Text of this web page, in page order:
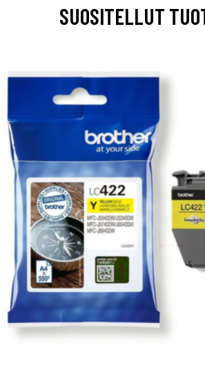
SUOSITELLUT